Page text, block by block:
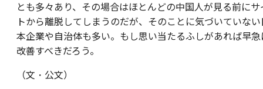
とも多々あり、その場合はほとんどの中国人が見る前にサ
トから離脱してしまうのだが、そのことに気づいていない
本企業や自治体も多い。もし思い当たるふしがあれば早急
改善すべきだろう。
（文・公文）